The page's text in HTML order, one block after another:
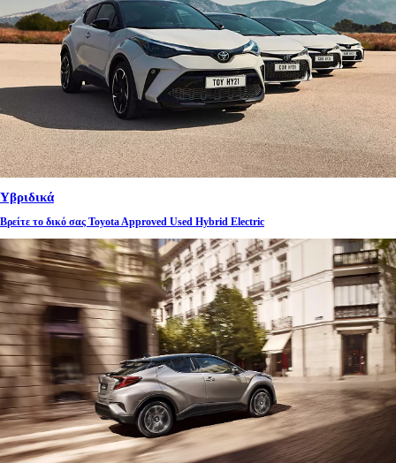
Υβριδικά
Βρείτε το δικό σας Toyota Approved Used Hybrid Electric